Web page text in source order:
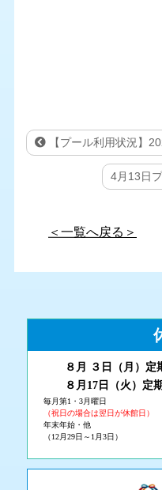
【プール利用状況】
4月13日
＜一覧へ戻る＞
８月 ３ 日（月 ） 定
８月17日（火 ）定
毎月第1・3月曜日
（祝日の場合は翌日が休館日）
年末年始・他
（12月29日～1月3日）